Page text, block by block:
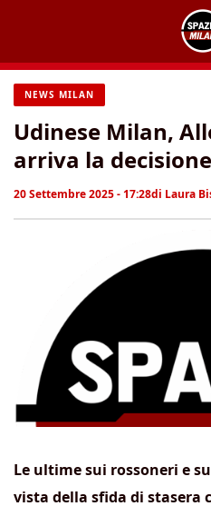
contenuto
NEWS MILAN
Udinese Milan,
arriva la
20 Settembre 2025 - 17:28di Laura
Le ultime sui rossoneri e
vista della sfida di stasera